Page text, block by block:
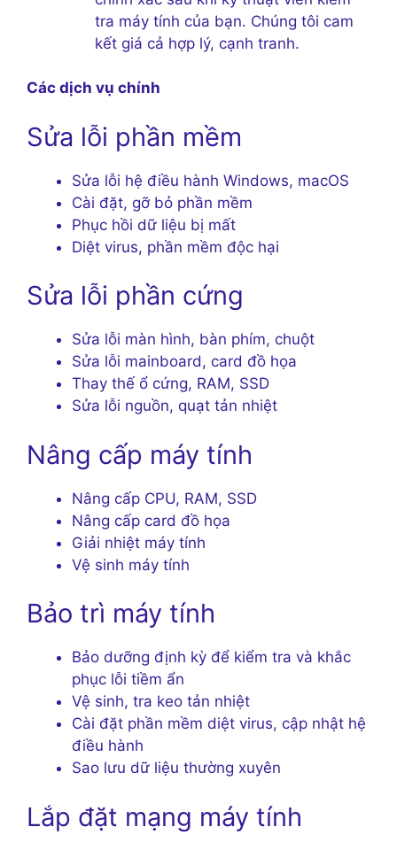
tra máy tính của bạn. Chúng tôi cam
kết giá cả hợp lý, cạnh tranh.
Các dịch vụ chính
Sửa lỗi phần mềm
Sửa lỗi hệ điều hành Windows, macOS
Cài đặt, gỡ bỏ phần mềm
Phục hồi dữ liệu bị mất
Diệt virus, phần mềm độc hại
Sửa lỗi phần cứng
Sửa lỗi màn hình, bàn phím, chuột
Sửa lỗi mainboard, card đồ họa
Thay thế ổ cứng, RAM, SSD
Sửa lỗi nguồn, quạt tản nhiệt
Nâng cấp máy tính
Nâng cấp CPU, RAM, SSD
Nâng cấp card đồ họa
Giải nhiệt máy tính
Vệ sinh máy tính
Bảo trì máy tính
Bảo dưỡng định kỳ để kiểm tra và khắc
phục lỗi tiềm ẩn
Vệ sinh, tra keo tản nhiệt
Cài đặt phần mềm diệt virus, cập nhật hệ
điều hành
Sao lưu dữ liệu thường xuyên
Lắp đặt mạng máy tính